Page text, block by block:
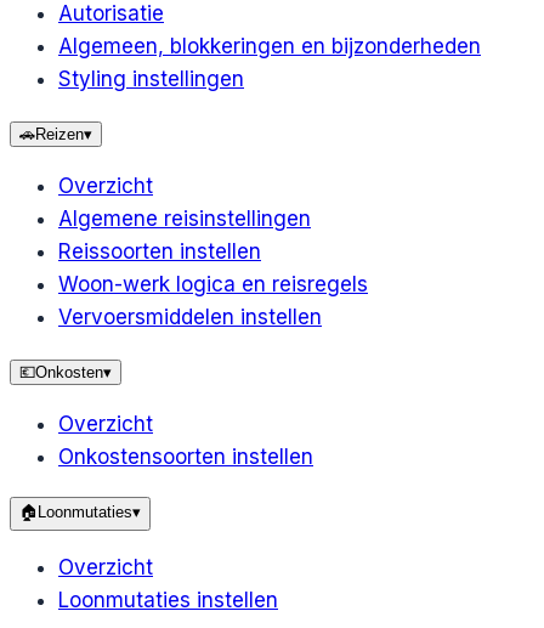
Autorisatie
Algemeen, blokkeringen en bijzonderheden
Styling instellingen
🚗Reizen▾
Overzicht
Algemene reisinstellingen
Reissoorten instellen
Woon-werk logica en reisregels
Vervoersmiddelen instellen
💶Onkosten▾
Overzicht
Onkostensoorten instellen
🏠 Loonmutaties▾
Overzicht
Loonmutaties instellen